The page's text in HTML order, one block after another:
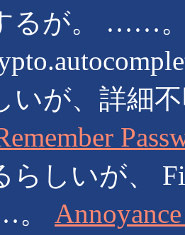
るが。 ……。
いが、詳細
らしいが、
。